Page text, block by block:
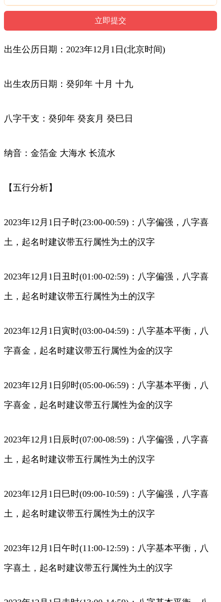
出生公历日期：2023年12月1日(北京时间)
出生农历日期：癸卯年 十月 十九
八字干支：癸卯年 癸亥月 癸巳日
纳音：金箔金 大海水 长流水
【五行分析】
2023年12月1日子时(23:00-00:59)：八字偏强，八字喜
土，起名时建议带五行属性为土的汉字
2023年12月1日丑时(01:00-02:59)：八字偏强，八字喜
土，起名时建议带五行属性为土的汉字
2023年12月1日寅时(03:00-04:59)：八字基本平衡，八
字喜金，起名时建议带五行属性为金的汉字
2023年12月1日卯时(05:00-06:59)：八字基本平衡，八
字喜金，起名时建议带五行属性为金的汉字
2023年12月1日辰时(07:00-08:59)：八字偏强，八字喜
土，起名时建议带五行属性为土的汉字
2023年12月1日巳时(09:00-10:59)：八字偏强，八字喜
土，起名时建议带五行属性为土的汉字
2023年12月1日午时(11:00-12:59)：八字基本平衡，八
字喜土，起名时建议带五行属性为土的汉字